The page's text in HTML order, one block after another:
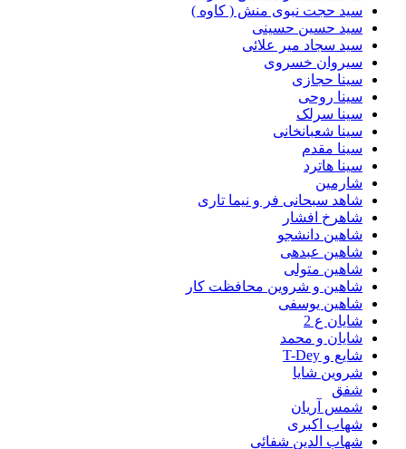
سید حجت نبوی منش ( کاوه )
سید حسین حسینى
سید سجاد میر علائی
سیروان خسروی
سینا حجازی
سینا روحی
سینا سرلک
سینا شعبانخانی
سینا مقدم
سینا هاترد
شارمین
شاهد سبحانی فر و نیما تاری
شاهرخ افشار
شاهین دانشجو
شاهین عبدهی
شاهین متولی
شاهین و شروین محافظت کار
شاهین یوسفی
شایان ع 2
شایان و محمد
شایع و T-Dey
شروین شایا
شفق
شمس آریان
شهاب اکبری
شهاب الدین شفائی